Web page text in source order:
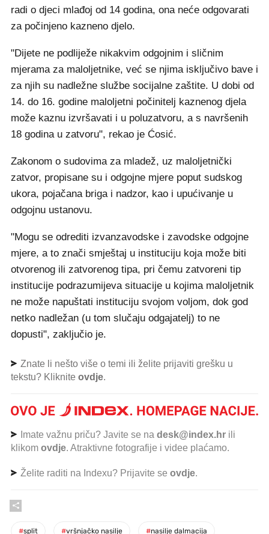
radi o djeci mlađoj od 14 godina, ona neće odgovarati
za počinjeno kazneno djelo.
"Dijete ne podliježe nikakvim odgojnim i sličnim
mjerama za maloljetnike, već se njima isključivo bave i
za njih su nadležne službe socijalne zaštite. U dobi od
14. do 16. godine maloljetni počinitelj kaznenog djela
može kaznu izvršavati i u poluzatvoru, a s navršenih
18 godina u zatvoru", rekao je Ćosić.
Zakonom o sudovima za mladež, uz maloljetnički
zatvor, propisane su i odgojne mjere poput sudskog
ukora, pojačana briga i nadzor, kao i upućivanje u
odgojnu ustanovu.
"Mogu se odrediti izvanzavodske i zavodske odgojne
mjere, a to znači smještaj u instituciju koja može biti
otvorenog ili zatvorenog tipa, pri čemu zatvoreni tip
institucije podrazumijeva situacije u kojima maloljetnik
ne može napuštati instituciju svojom voljom, dok god
netko nadležan (u tom slučaju odgajatelj) to ne
dopusti", zaključio je.
Znate li nešto više o temi ili želite prijaviti grešku u
tekstu? Kliknite ovdje.
Imate važnu priču? Javite se na desk@index.hr ili
klikom ovdje. Atraktivne fotografije i videe plaćamo.
Želite raditi na Indexu? Prijavite se ovdje.
#split #vršnjačko nasilje #nasilje dalmacija